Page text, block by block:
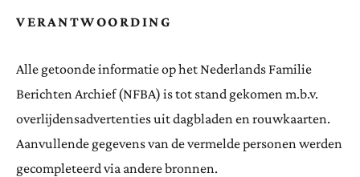
VERANTWOORDING
Alle getoonde informatie op het Nederlands Familie
Berichten Archief (NFBA) is tot stand gekomen m.b.v.
overlijdensadvertenties uit dagbladen en rouwkaarten.
Aanvullende gegevens van de vermelde personen werden
gecompleteerd via andere bronnen.